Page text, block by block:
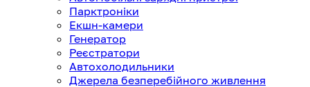
Парктроніки
Екшн-камери
Генератор
Реєстратори
Автохолодильники
Джерела безперебійного живлення